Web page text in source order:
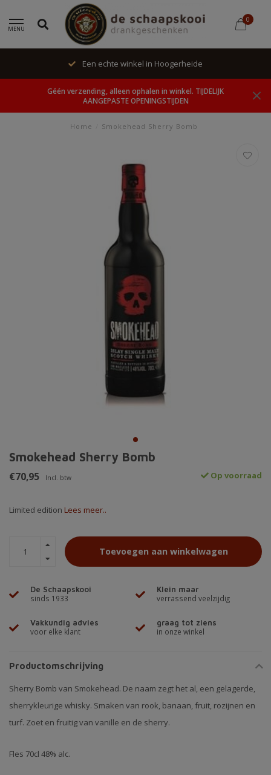
MENU
0
Een echte winkel in Hoogerheide
Géén verzending, alleen ophalen in winkel. TIJDELIJK
AANGEPASTE OPENINGSTIJDEN
Home Smokehead Sherry Bomb
Smokehead Sherry Bomb
€70,95 Incl. btw Op voorraad
Limited edition Lees meer..
Toevoegen aan winkelwagen
De Schaapskooi
sinds 1933
Klein maar
verrassend veelzijdig
Vakkundig advies
voor elke klant
graag tot ziens
in onze winkel
Productomschrijving
Sherry Bomb van Smokehead. De naam zegt het al, een gelagerde,
sherrykleurige whisky. Smaken van rook, banaan, fruit, rozijnen en
turf. Zoet en fruitig van vanille en de sherry.
Fles 70cl 48% alc.